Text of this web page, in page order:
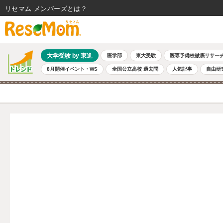
大学受験 by 東進 医学部 東大受験 医専予備校徹底リサー
8月開催イベント・WS 全国公立高校 過去問 人気記事 自由研
リセマム メンバーズ